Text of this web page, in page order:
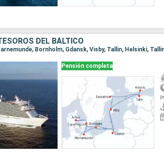
DEL BÁLTICO
Pensión completa